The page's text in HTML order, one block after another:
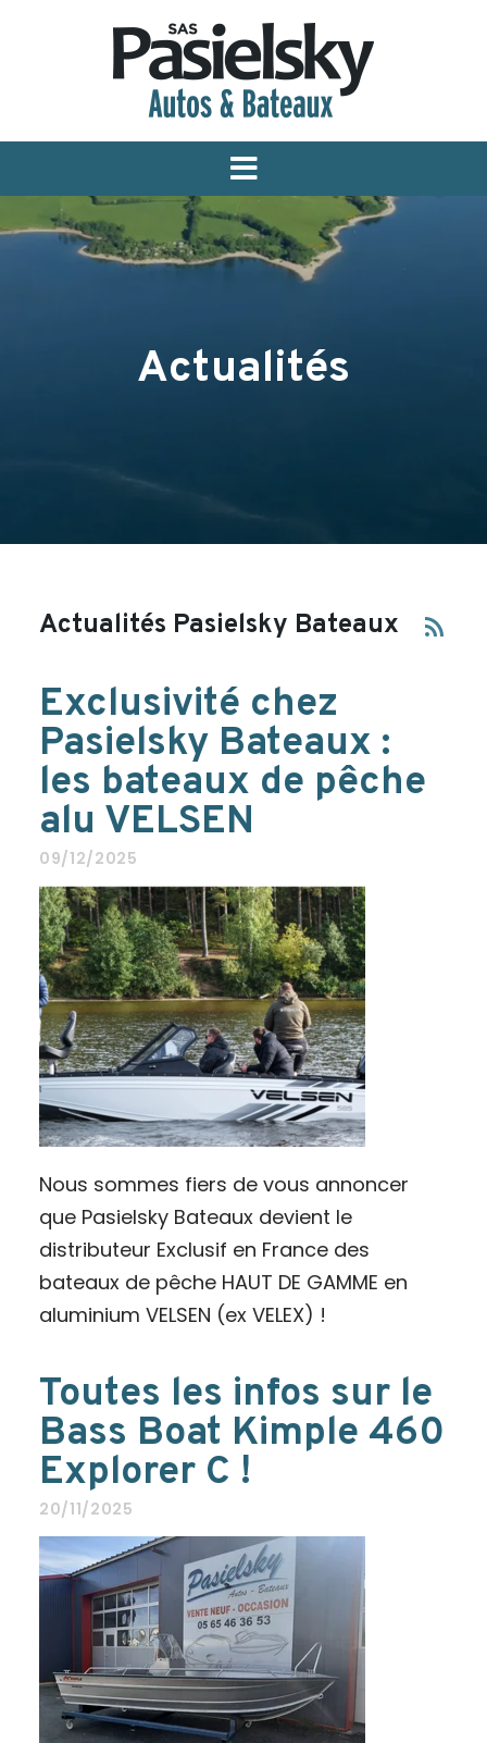
Menu
Actualités
rss_feed
Actualités Pasielsky Bateaux
Exclusivité chez
Pasielsky Bateaux :
les bateaux de pêche
alu VELSEN
09/12/2025
Nous sommes fiers de vous annoncer
que Pasielsky Bateaux devient le
distributeur Exclusif en France des
bateaux de pêche HAUT DE GAMME en
aluminium VELSEN (ex VELEX) !
Toutes les infos sur le
Bass Boat Kimple 460
Explorer C !
20/11/2025